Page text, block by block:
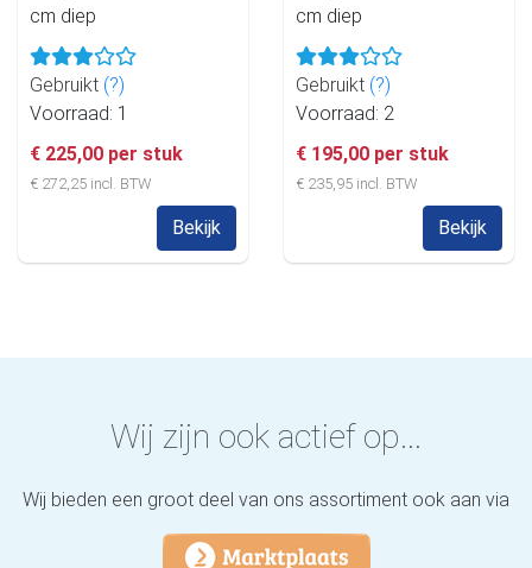
cm diep
Gebruikt (?)
Voorraad: 1
€ 225,00 per stuk
€ 272,25 incl. BTW
Bekijk
cm diep
Gebruikt (?)
Voorraad: 2
€ 195,00 per stuk
€ 235,95 incl. BTW
Bekijk
Wij zijn ook actief op...
Wij bieden een groot deel van ons assortiment ook aan via